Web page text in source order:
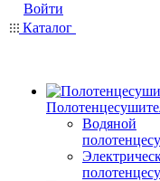
Войти
Каталог
Водяной